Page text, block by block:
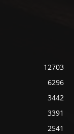
12703
6296
3442
3391
2541